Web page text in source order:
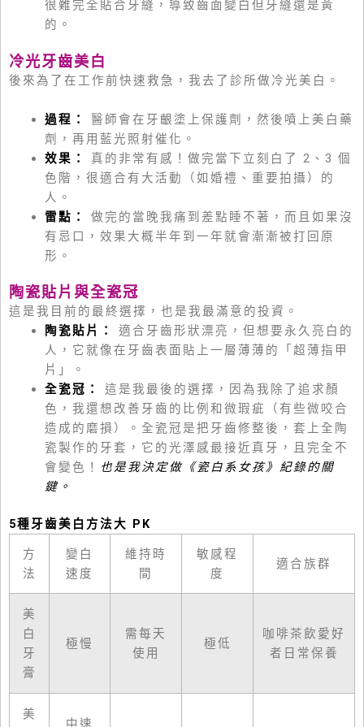
很難完全貼合牙縫，導致齒面變白但牙縫還是黃
的。
冷光牙齒美白
後來為了在工作前快速救急，我去了診所做冷光美白。
過程：
醫師會在牙齦塗上保護劑，然後噴上美白藥
劑，再用藍光照射催化。
效果：
真的非常有感！做完當下立刻白了 2、3 個
色階，很適合有大活動（如婚禮、重要拍攝）的
人。
雷點：
做完的當晚我痛到差點睡不著，而且如果沒
有忌口，效果大概半年到一年就會漸漸被打回原
形。
陶瓷貼片與全瓷冠
這是我目前的最終選擇，也是我最滿意的投資。
陶瓷貼片：
適合牙齒形狀漂亮，但想要永久亮白的
人，它就像在牙齒表面貼上一層薄薄的「超薄指甲
片」。
全瓷冠：
這是我最後的選擇，因為我除了追求顏
色，我還想改善牙齒的比例和微瑕疵（有些微咬合
造成的磨損）。全瓷冠是把牙齒修整後，套上全陶
瓷製作的牙套，它的光澤感最接近真牙，且完全不
會變色！
也是我決定做《瓷白系女孩》紀錄的關
鍵。
5種牙齒美白方法大 PK
方
法
變白
速度
維持時
間
敏感程
度
適合族群
美
白
牙
膏
極慢
需每天
使用
極低
咖啡茶飲愛好
者日常保養
美
中速